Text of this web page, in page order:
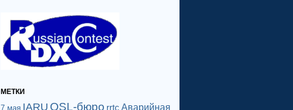
МЕТКИ
7 мая IARU QSL-бюро rrtc Аварийная